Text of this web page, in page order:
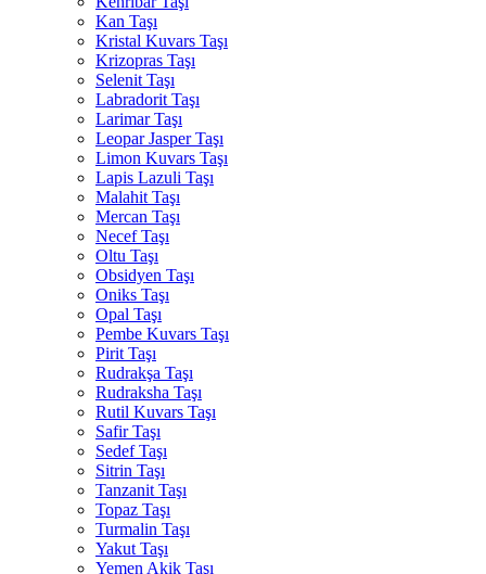
Kan Taşı
Kristal Kuvars Taşı
Krizopras Taşı
Selenit Taşı
Labradorit Taşı
Larimar Taşı
Leopar Jasper Taşı
Limon Kuvars Taşı
Lapis Lazuli Taşı
Malahit Taşı
Mercan Taşı
Necef Taşı
Oltu Taşı
Obsidyen Taşı
Oniks Taşı
Opal Taşı
Pembe Kuvars Taşı
Pirit Taşı
Rudrakşa Taşı
Rudraksha Taşı
Rutil Kuvars Taşı
Safir Taşı
Sedef Taşı
Sitrin Taşı
Tanzanit Taşı
Topaz Taşı
Turmalin Taşı
Yakut Taşı
Yemen Akik Taşı